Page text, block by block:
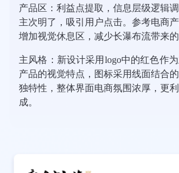
产品区：利益点提取，信息层级逻辑
主次明了，吸引用户点击。参考电商
增加视觉休息区，减少长瀑布流带来的
主风格：新设计采用logo中的红色作
产品的视觉特点，图标采用线面结合
独特性，整体界面电商氛围浓厚，更
成。